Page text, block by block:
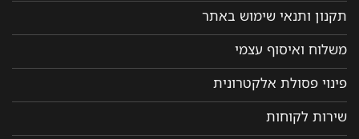
תקנון ותנאי שימוש באתר
משלוח ואיסוף עצמי
פינוי פסולת אלקטרונית
שירות לקוחות